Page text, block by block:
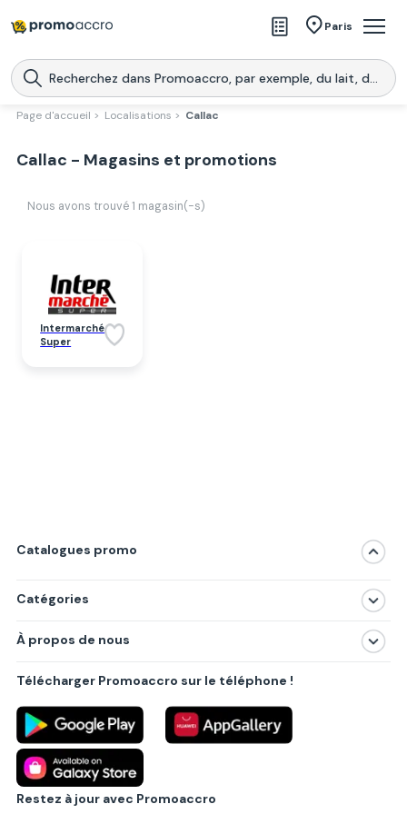
Paris
Magasins
Produits
Promoaccro
Page d'accueil > Localisations > Callac
Callac - Magasins et promotions
Nous avons trouvé 1 magasin(-s)
Intermarché
Super
Catalogues promo
Catégories
Produits
Villes principales
À propos de nous
Politique de confidentialité
Règlements
Partenariat B2B
Blog
Contact
Télécharger Promoaccro sur le téléphone !
Restez à jour avec Promoaccro